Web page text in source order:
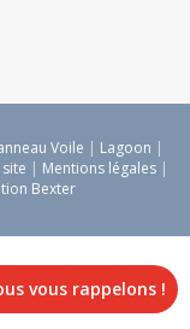
vous rappelons !
Voile | Lagoon |
| Mentions légales |
Bexter